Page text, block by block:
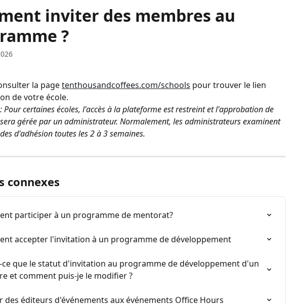
inviter des membres au
?
la page tenthousandcoffees.com/schools pour trouver le lien
de votre école.
certaines écoles, l'accès à la plateforme est restreint et l'approbation de
gérée par un administrateur. Normalement, les administrateurs examinent
d'adhésion toutes les 2 à 3 semaines.
connexes
participer à un programme de mentorat?
accepter l'invitation à un programme de développement
ce que le statut d'invitation au programme de développement d'un
et comment puis-je le modifier ?
des éditeurs d'événements aux événements Office Hours